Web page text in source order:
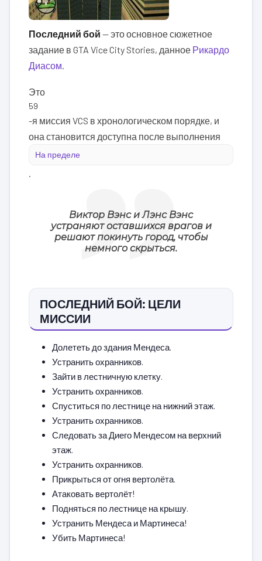
Последний бой — это основное сюжетное
задание в GTA Vice City Stories, данное Рикардо
Диасом.
Это
59
-я миссия VCS в хронологическом порядке, и
она становится доступна после выполнения
На пределе
.
Виктор Вэнс и Лэнс Вэнс
устраняют оставшихся врагов и
решают покинуть город, чтобы
немного скрыться.
ПОСЛЕДНИЙ БОЙ: ЦЕЛИ
МИССИИ
Долететь до здания Мендеса.
Устранить охранников.
Зайти в лестничную клетку.
Устранить охранников.
Спуститься по лестнице на нижний этаж.
Устранить охранников.
Следовать за Диего Мендесом на верхний
этаж.
Устранить охранников.
Прикрыться от огня вертолёта.
Атаковать вертолёт!
Подняться по лестнице на крышу.
Устранить Мендеса и Мартинеса!
Убить Мартинеса!